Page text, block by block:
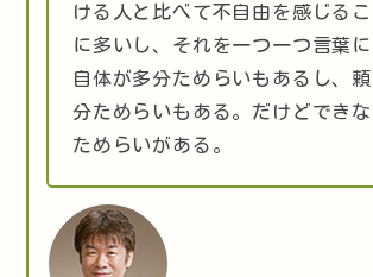
ける人と比べて不自由を感じる
に多いし、それを一つ一つ言葉に
自体が多分ためらいもあるし、
分ためらいもある。だけどでき
ためらいがある。